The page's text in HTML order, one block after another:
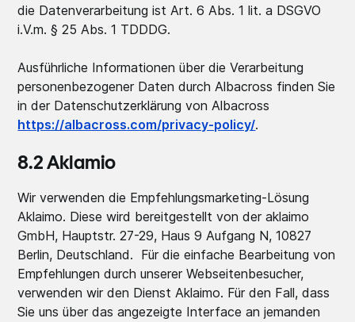
die Datenverarbeitung ist Art. 6 Abs. 1 lit. a DSGVO
i.V.m. § 25 Abs. 1 TDDDG.
Ausführliche Informationen über die Verarbeitung
personenbezogener Daten durch Albacross finden Sie
in der Datenschutzerklärung von Albacross
https://albacross.com/privacy-policy/.
8.2 Aklamio
Wir verwenden die Empfehlungsmarketing-Lösung
Aklaimo. Diese wird bereitgestellt von der aklaimo
GmbH, Hauptstr. 27-29, Haus 9 Aufgang N, 10827
Berlin, Deutschland. Für die einfache Bearbeitung von
Empfehlungen durch unserer Webseitenbesucher,
verwenden wir den Dienst Aklaimo. Für den Fall, dass
Sie uns über das angezeigte Interface an jemanden